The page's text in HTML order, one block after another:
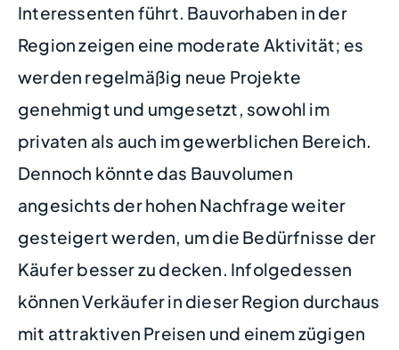
Interessenten führt. Bauvorhaben in der
Region zeigen eine moderate Aktivität; es
werden regelmäßig neue Projekte
genehmigt und umgesetzt, sowohl im
privaten als auch im gewerblichen Bereich.
Dennoch könnte das Bauvolumen
angesichts der hohen Nachfrage weiter
gesteigert werden, um die Bedürfnisse der
Käufer besser zu decken. Infolgedessen
können Verkäufer in dieser Region durchaus
mit attraktiven Preisen und einem zügigen